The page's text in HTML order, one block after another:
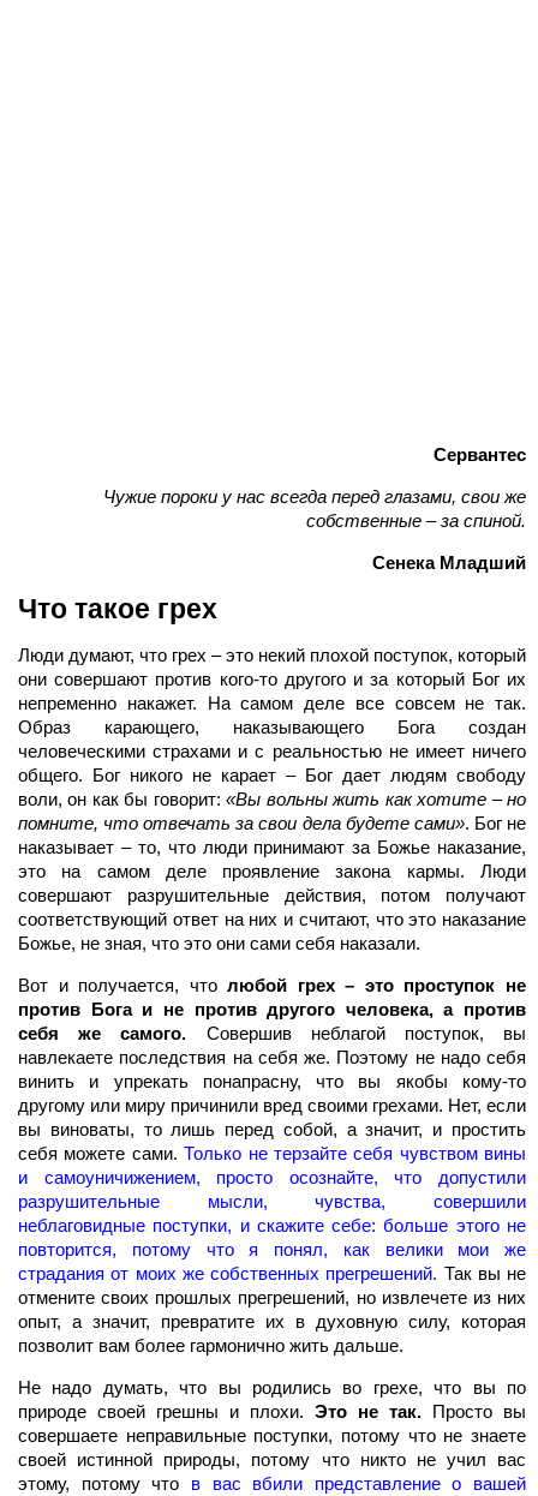
Сервантес
Чужие пороки у нас всегда перед глазами, свои же
собственные – за спиной.
Сенека Младший
Что такое грех
Люди думают, что грех – это некий плохой поступок, который
они совершают против кого-то другого и за который Бог их
непременно накажет. На самом деле все совсем не так.
Образ карающего, наказывающего Бога создан
человеческими страхами и с реальностью не имеет ничего
общего. Бог никого не карает – Бог дает людям свободу
воли, он как бы говорит:«Вы вольны жить как хотите – но
помните, что отвечать за свои дела будете сами». Бог не
наказывает – то, что люди принимают за Божье наказание,
это на самом деле проявление закона кармы. Люди
совершают разрушительные действия, потом получают
соответствующий ответ на них и считают, что это наказание
Божье, не зная, что это они сами себя наказали.
Вот и получается, чтолюбой грех – это проступок не
против Бога и не против другого человека, а против
себя же самого. Совершив неблагой поступок, вы
навлекаете последствия на себя же. Поэтому не надо себя
винить и упрекать понапрасну, что вы якобы кому-то
другому или миру причинили вред своими грехами. Нет, если
вы виноваты, то лишь перед собой, а значит, и простить
себя можете сами.Только не терзайте себя чувством вины
и самоуничижением, просто осознайте, что допустили
разрушительные мысли, чувства, совершили
неблаговидные поступки, и скажите себе: больше этого не
повторится, потому что я понял, как велики мои же
страдания от моих же собственных прегрешений. Так вы не
отмените своих прошлых прегрешений, но извлечете из них
опыт, а значит, превратите их в духовную силу, которая
позволит вам более гармонично жить дальше.
Не надо думать, что вы родились во грехе, что вы по
природе своей грешны и плохи. Это не так. Просто вы
совершаете неправильные поступки, потому что не знаете
своей истинной природы, потому что никто не учил вас
этому, потому что в вас вбили представление о вашей